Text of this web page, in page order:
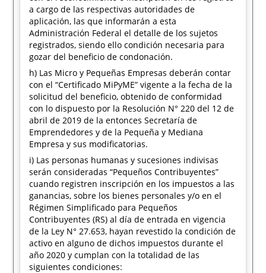
a cargo de las respectivas autoridades de
aplicación, las que informarán a esta
Administración Federal el detalle de los sujetos
registrados, siendo ello condición necesaria para
gozar del beneficio de condonación.
h) Las Micro y Pequeñas Empresas deberán contar
con el “Certificado MiPyME” vigente a la fecha de la
solicitud del beneficio, obtenido de conformidad
con lo dispuesto por la Resolución N° 220 del 12 de
abril de 2019 de la entonces Secretaría de
Emprendedores y de la Pequeña y Mediana
Empresa y sus modificatorias.
i) Las personas humanas y sucesiones indivisas
serán consideradas “Pequeños Contribuyentes”
cuando registren inscripción en los impuestos a las
ganancias, sobre los bienes personales y/o en el
Régimen Simplificado para Pequeños
Contribuyentes (RS) al día de entrada en vigencia
de la Ley N° 27.653, hayan revestido la condición de
activo en alguno de dichos impuestos durante el
año 2020 y cumplan con la totalidad de las
siguientes condiciones: